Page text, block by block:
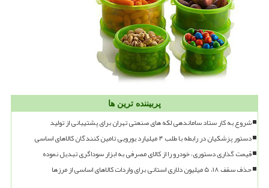
پربیننده ترین ها
شروع به کار ستاد ساماندهی لکه های صنعتی تهران برای پشتیبانی از تولید
دستور پزشکیان در رابطه با طلب ۴ میلیارد یورویی تامین کنندگان کالاهای اساسی
قیمت گذاری دستوری، خودرو را از کالای مصرفی به ابزار سوداگری تبدیل نموده
حذف سقف ۱۸، ۵ میلیون دلاری استانی برای واردات کالاهای اساسی از مرزها